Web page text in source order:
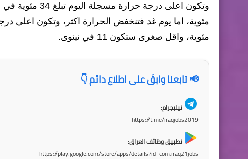
مئوية، واقل صغرى ستكون 11 في نينوى.
📢 تابعنا وابقَ على اطلاع دائم 👇
تيليجرام:
https://t.me/iraqjobs2019
تطبيق وظائف العراق:
https://play.google.com/store/apps/details?id=com.iraq21jobs